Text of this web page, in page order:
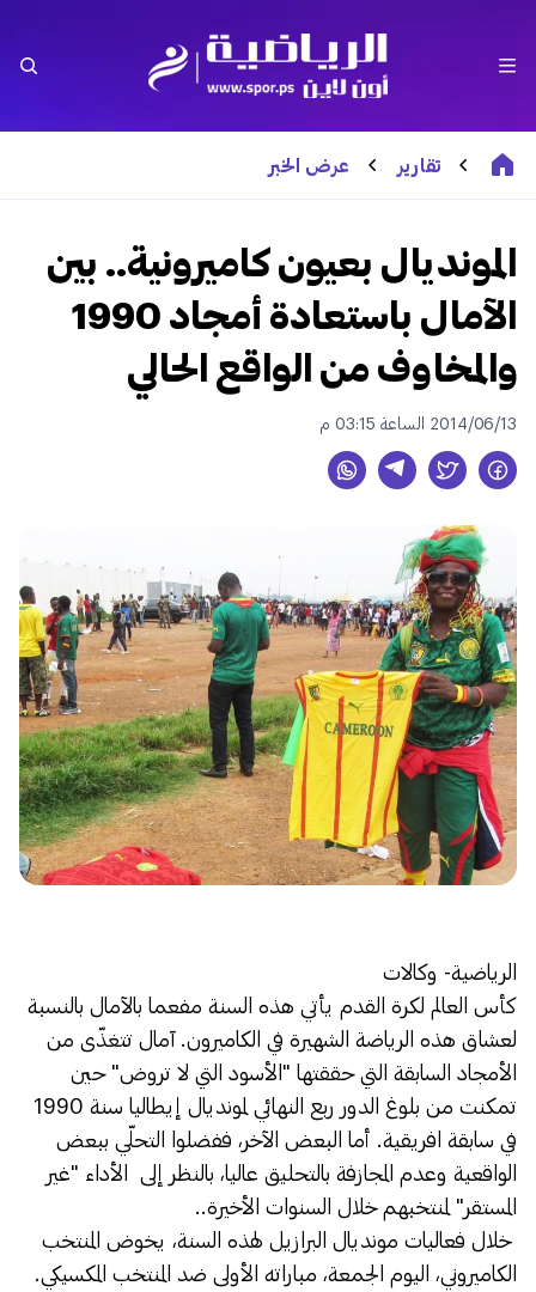
تقارير عرض الخبر
المونديال بعيون كاميرونية.. بين
الآمال باستعادة أمجاد 1990
والمخاوف من الواقع الحالي
2014/06/13 الساعة 03:15 م
الرياضية- وكالات
كأس العالم لكرة القدم يأتي هذه السنة مفعما بالآمال بالنسبة
لعشاق هذه الرياضة الشهيرة في الكاميرون. آمال تتغذّى من
الأمجاد السابقة التي حققتها "الأسود التي لا تروض" حين
تمكنت من بلوغ الدور ربع النهائي لمونديال إيطاليا سنة 1990
في سابقة افريقية. أما البعض الآخر، ففضلوا التحلّي ببعض
الواقعية وعدم المجازفة بالتحليق عاليا، بالنظر إلى الأداء "غير
المستقر" لمنتخبهم خلال السنوات الأخيرة..
خلال فعاليات مونديال البرازيل لهذه السنة، يخوض المنتخب
الكاميروني، اليوم الجمعة، مباراته الأولى ضد المنتخب المكسيكي.